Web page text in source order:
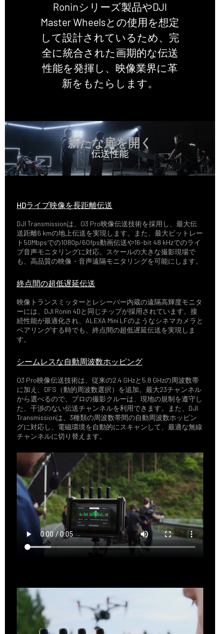
Roninシリーズ製品やDJI
Master Wheelsとの使用を想定
して設計されているため、完
全に統合された画期的な伝送
性能を発揮し、映像業界に革
新をもたらします。
新たな扉を開く
伝送性能
HDライブ映像を長距離伝送
DJI Transmissionは、O3 Pro映像伝送技術を採用し、最大伝
送距離6 kmの地上伝送を実現します。また、最大ビットレー
ト50Mbpsでの1080p/60fps動画伝送や16-bit 48 kHzでのライ
ブ音声モニタリングに対応。スケールの大きな撮影現場で
も、高品質の映像・音声遠隔モニタリングを可能にします。
終点間の超低遅延伝送
映像トランスミッターとレシーバー内蔵の遠隔高輝度モニタ
ーには、DJI Ronin 4Dと同じチップが採用されています。接
続性能が最適化され、ALEXA Mini LFのようなシネマカメラと
ペアリングする時でも、終点間の超低遅延伝送を実現しま
す。
シームレスな自動周波数ホッピング
O3 Pro映像伝送技術は、従来の2.4 GHzと5.8 GHzの周波数帯
に加え、DFS（動的周波数選択）を追加。最大23チャンネル
から選べるので、プロの撮影クルーは、現地の規制を遵守し
た、干渉のない伝送チャンネルを利用できます。また、DJI
Transmissionは、3種類の周波数帯間の自動周波数ホッピン
グに対応し、電磁環境を自動的にスキャンして、最適な無線
チャンネルに切り替えます。